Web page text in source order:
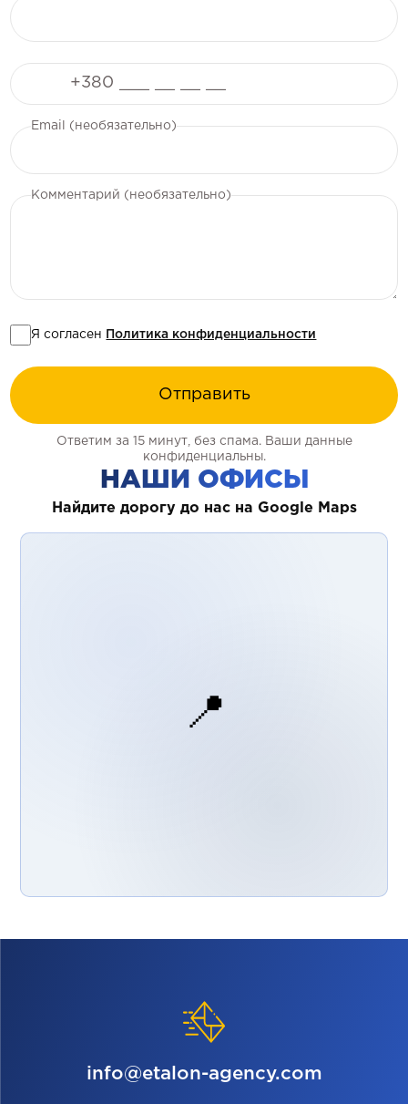
Email (необязательно)
Комментарий (необязательно)
Я согласен Политика конфиденциальности
Отправить
Ответим за 15 минут, без спама. Ваши данные
конфиденциальны.
НАШИ ОФИСЫ
Найдите дорогу до нас на Google Maps
📍
info@etalon-agency.com